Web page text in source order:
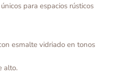
para espacios rústicos
esmalte vidriado en tonos
alto.